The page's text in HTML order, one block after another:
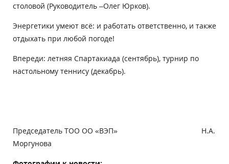
столовой (Руководитель –Олег Юрков).
Энергетики умеют всё: и работать ответственно, и также
отдыхать при любой погоде!
Впереди: летняя Спартакиада (сентябрь), турнир по
настольному теннису (декабрь).
Председатель ТОО ОО «ВЭП» Н.А.
Моргунова